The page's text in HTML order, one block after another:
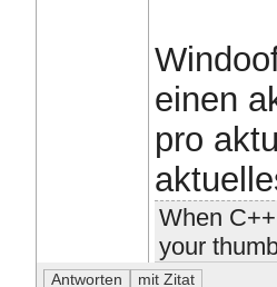
einen
pro
When
your